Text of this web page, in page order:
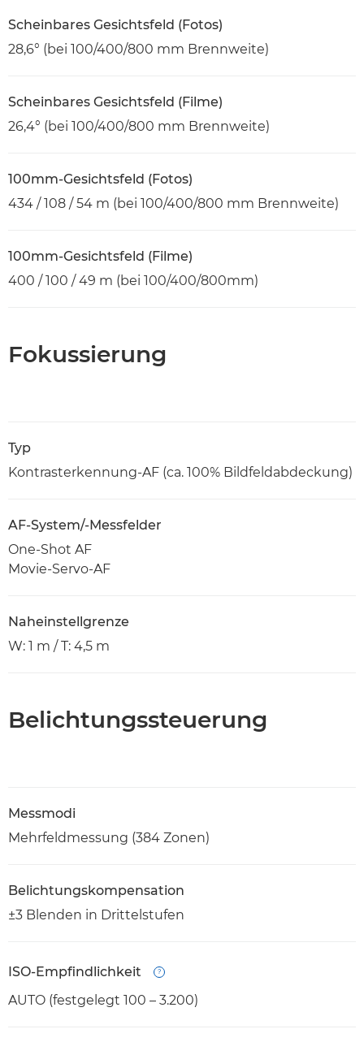
Scheinbares Gesichtsfeld (Fotos)
28,6° (bei 100/400/800 mm Brennweite)
Scheinbares Gesichtsfeld (Filme)
26,4° (bei 100/400/800 mm Brennweite)
100mm-Gesichtsfeld (Fotos)
434 / 108 / 54 m (bei 100/400/800 mm Brennweite)
100mm-Gesichtsfeld (Filme)
400 / 100 / 49 m (bei 100/400/800mm)
Fokussierung
Typ
Kontrasterkennung-AF (ca. 100% Bildfeldabdeckung)
AF-System/-Messfelder
One-Shot AF
Movie-Servo-AF
Naheinstellgrenze
W: 1 m / T: 4,5 m
Belichtungssteuerung
Messmodi
Mehrfeldmessung (384 Zonen)
Belichtungskompensation
±3 Blenden in Drittelstufen
ISO-Empfindlichkeit
AUTO (festgelegt 100 – 3.200)